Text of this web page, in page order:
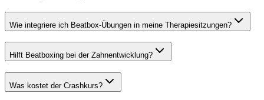
Wie integriere ich Beatbox-Übungen in meine Therapiesitzungen?
Hilft Beatboxing bei der Zahnentwicklung?
Was kostet der Crashkurs?